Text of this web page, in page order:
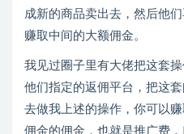
成新的商品卖出去，然后他
赚取中间的大额佣金。
我见过圈子里有大佬把这套
他们指定的返佣平台，把这
去做我上述的操作，你可以
佣金的佣金，也就是推广费